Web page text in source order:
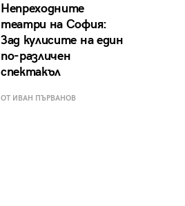
Непреходните
театри на София:
Зад кулисите на един
по-различен
спектакъл
ОТ ИВАН ПЪРВАНОВ